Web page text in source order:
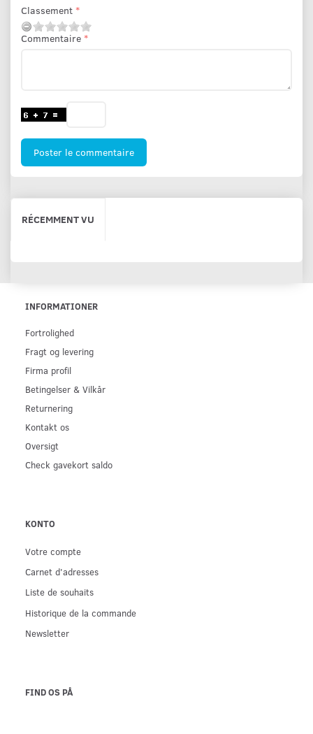
Classement
Commentaire
Poster le commentaire
RÉCEMMENT VU
INFORMATIONER
Fortrolighed
Fragt og levering
Firma profil
Betingelser & Vilkår
Returnering
Kontakt os
Oversigt
Check gavekort saldo
KONTO
Votre compte
Carnet d'adresses
Liste de souhaits
Historique de la commande
Newsletter
FIND OS PÅ